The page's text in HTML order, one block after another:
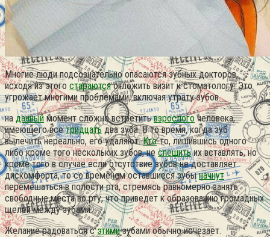
Многие люди подсознательно опасаются зубных докторов,
исходя из этого стараютсяотложить визит к стоматологу. Это
угрожает многими проблемами, включая утрату зубов.
на данныймомент сложно встретитьвзрослогочеловека,
имеющего всетридцатьдва зуба. В то время, когда зуб
вылечить нереально, его удаляют.Кто-то, лишившись одного
либо кроме того нескольких зубов, не спешитьих вставлять, но
кроме того в случае если отсутствие зубов не доставляет
дискомфорта, то со временем оставшиеся зубыначнут
перемешаться в полости рта, стремясь равномерно занять
свободные места во рту, что приведет к образованию громадных
щелей между зубами.
Желание радоваться сэтимизубами обычно исчезает.